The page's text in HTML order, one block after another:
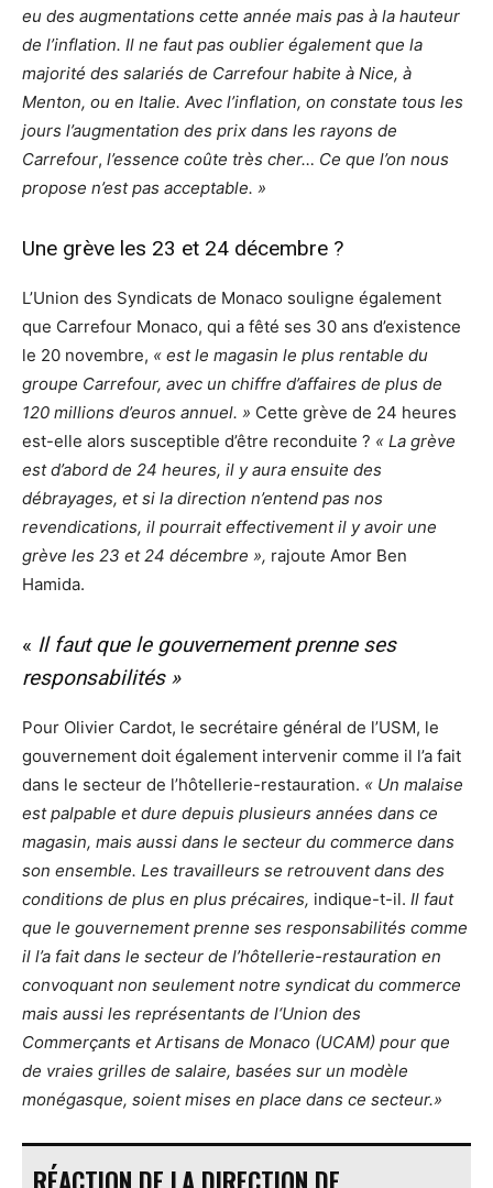
eu des augmentations cette année mais pas à la hauteur
de l’inflation. Il ne faut pas oublier également que la
majorité des salariés de Carrefour habite à Nice, à
Menton, ou en Italie. Avec l’inflation, on constate tous les
jours l’augmentation des prix dans les rayons de
Carrefour, l’essence coûte très cher… Ce que l’on nous
propose n’est pas acceptable. »
Une grève les 23 et 24 décembre ?
L’Union des Syndicats de Monaco souligne également
que Carrefour Monaco, qui a fêté ses 30 ans d’existence
le 20 novembre, « est le magasin le plus rentable du
groupe Carrefour, avec un chiffre d’affaires de plus de
120 millions d’euros annuel. » Cette grève de 24 heures
est-elle alors susceptible d’être reconduite ? « La grève
est d’abord de 24 heures, il y aura ensuite des
débrayages, et si la direction n’entend pas nos
revendications, il pourrait effectivement il y avoir une
grève les 23 et 24 décembre », rajoute Amor Ben
Hamida.
« Ilfaut que le gouvernement prenne ses
responsabilités »
Pour Olivier Cardot, le secrétaire général de l’USM, le
gouvernement doit également intervenir comme il l’a fait
dans le secteur de l’hôtellerie-restauration. « Un malaise
est palpable et dure depuis plusieurs années dans ce
magasin, mais aussi dans le secteur du commerce dans
son ensemble. Les travailleurs se retrouvent dans des
conditions de plus en plus précaires, indique-t-il. Il faut
que le gouvernement prenne ses responsabilités comme
il l’a fait dans le secteur de l’hôtellerie-restauration en
convoquant non seulement notre syndicat du commerce
mais aussi les représentants de l‘Union des
Commerçants et Artisans de Monaco (UCAM) pour que
de vraies grilles de salaire, basées sur un modèle
monégasque, soient mises en place dans ce secteur.»